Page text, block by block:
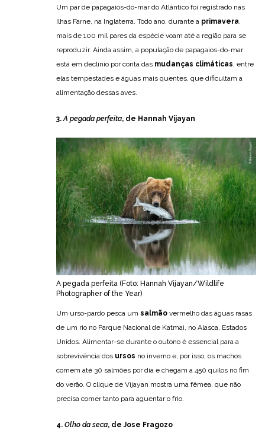
Um par de papagaios-do-mar do Atlântico foi registrado nas
Ilhas Farne, na Inglaterra. Todo ano, durante a primavera,
mais de 100 mil pares da espécie voam até a região para se
reproduzir. Ainda assim, a população de papagaios-do-mar
está em declínio por conta das mudanças climáticas, entre
elas tempestades e águas mais quentes, que dificultam a
alimentação dessas aves.
3.A pegada perfeita, de Hannah Vijayan
A pegada perfeita (Foto: Hannah Vijayan/Wildlife
Photographer of the Year)
Um urso-pardo pesca um salmão vermelho das águas rasas
de um rio no Parque Nacional de Katmai, no Alasca, Estados
Unidos. Alimentar-se durante o outono é essencial para a
sobrevivência dos ursos no inverno e, por isso, os machos
comem até 30 salmões por dia e chegam a 450 quilos no fim
do verão. O clique de Vijayan mostra uma fêmea, que não
precisa comer tanto para aguentar o frio.
4. Olho da seca, de Jose Fragozo